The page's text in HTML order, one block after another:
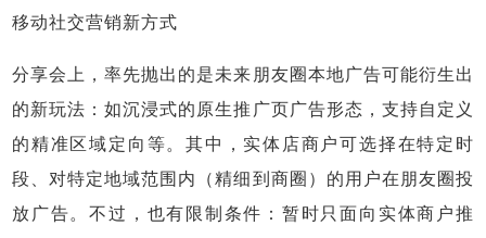
移动社交营销新方式
分享会上，率先抛出的是未来朋友圈本地广告可能衍生出
的新玩法：如沉浸式的原生推广页广告形态，支持自定义
的精准区域定向等。其中，实体店商户可选择在特定时
段、对特定地域范围内（精细到商圈）的用户在朋友圈投
放广告。不过，也有限制条件：暂时只面向实体商户推